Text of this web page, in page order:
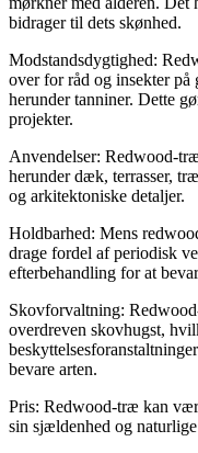
bidrager til dets skønhed.
Modstandsdygtighed:
over for råd og insekter på
herunder tanniner. Dette
projekter.
Anvendelser: Redwood-
herunder dæk, terrasser,
og arkitektoniske detaljer.
Holdbarhed: Mens
drage fordel af periodisk
efterbehandling for at
Skovforvaltning:
overdreven skovhugst,
bevare arten.
Pris: Redwood-træ kan
sin sjældenhed og naturlige